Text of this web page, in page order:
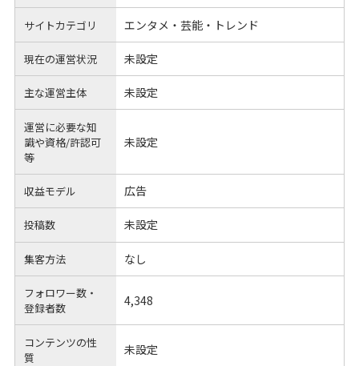
サイトカテゴリ エンタメ・芸能・トレンド
現在の運営状況 未設定
主な運営主体 未設定
運営に必要な知
識や資格/許認可
等
未設定
収益モデル 広告
投稿数 未設定
集客方法 なし
フォロワー数・
登録者数
4,348
コンテンツの性
質
未設定